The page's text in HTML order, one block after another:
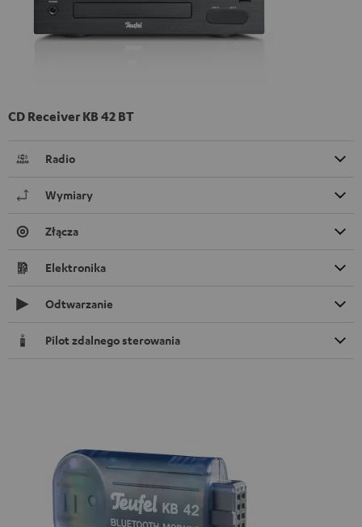
CD Receiver KB 42 BT
Radio
Wymiary
Złącza
Elektronika
Odtwarzanie
Pilot zdalnego sterowania